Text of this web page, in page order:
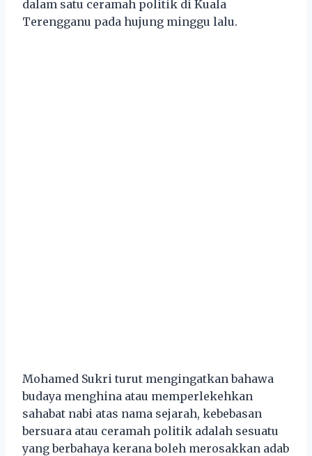
dalam satu ceramah politik di Kuala
Terengganu pada hujung minggu lalu.
Mohamed Sukri turut mengingatkan bahawa
budaya menghina atau memperlekehkan
sahabat nabi atas nama sejarah, kebebasan
bersuara atau ceramah politik adalah sesuatu
yang berbahaya kerana boleh merosakkan adab